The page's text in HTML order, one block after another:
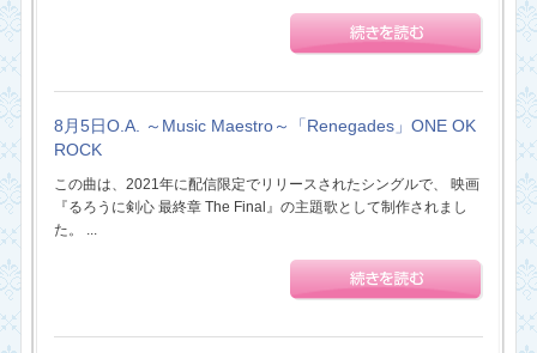
8月5日O.A. ～Music Maestro～「Renegades」ONE OK
ROCK
この曲は、2021年に配信限定でリリースされたシングルで、 映画
『るろうに剣心 最終章 The Final』の主題歌として制作されまし
た。 ...